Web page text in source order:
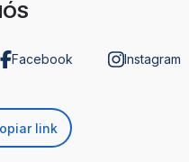
Facebook Instagram
link